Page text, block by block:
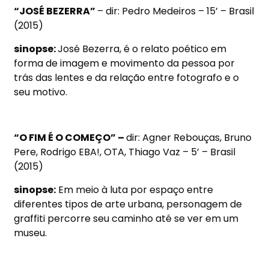
“JOSÉ BEZERRA” – dir: Pedro Medeiros – 15’ – Brasil
(2015)
sinopse:José Bezerra, é o relato poético em
forma de imagem e movimento da pessoa por
trás das lentes e da relação entre fotografo e o
seu motivo.
“O FIM É O COMEÇO” –dir: Agner Rebouças, Bruno
Pere, Rodrigo EBA!, OTA, Thiago Vaz – 5’ – Brasil
(2015)
sinopse: Em meio à luta por espaço entre
diferentes tipos de arte urbana, personagem de
graffiti percorre seu caminho até se ver em um
museu.